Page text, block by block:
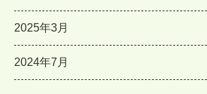
2025年3月
2024年7月